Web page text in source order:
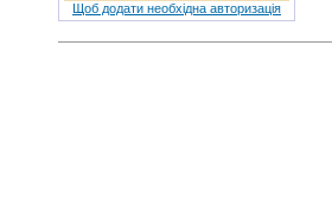
Щоб додати необхідна авторизація